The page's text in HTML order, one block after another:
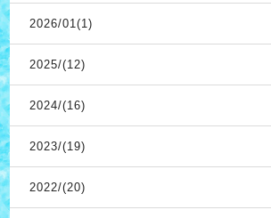
2026/01(1)
2025/(12)
2024/(16)
2023/(19)
2022/(20)